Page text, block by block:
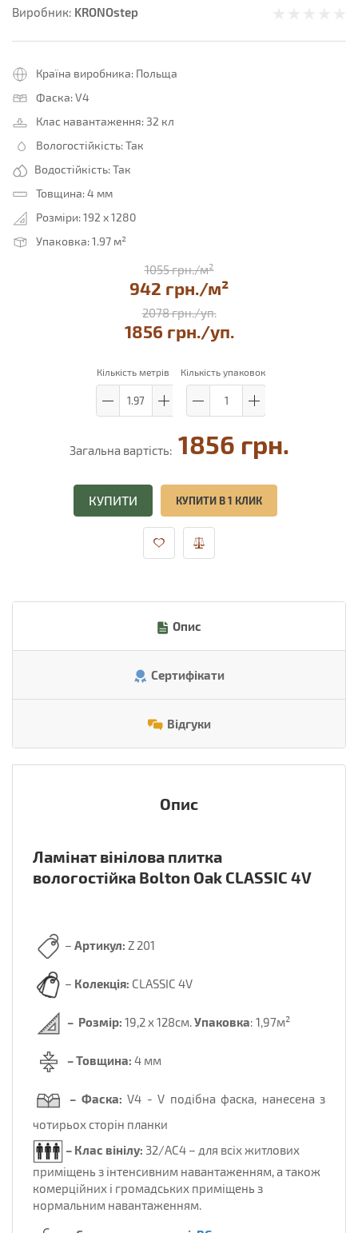
Виробник: KRONOstep
Країна виробника: Польща
Фаска:V4
Клас навантаження: 32 кл
Вологостійкість:Так
Водостійкість:Так
Товщина:4 мм
Розміри:192 x 1280
Упаковка:1.97 м²
1055 грн./м²
942 грн./м²
2078 грн./уп.
1856 грн./уп.
Кількість метрів Кількість упаковок
Загальна вартість: 1856 грн.
КУПИТИ КУПИТИ В 1 КЛИК
Опис
Сертифікати
Відгуки
Опис
Ламінат вінілова плитка
вологостійка Bolton Oak CLASSIC 4V
– Артикул: Z 201
– Колекція: CLASSIC 4V
– Розмір: 19,2 х 128см.Упаковка: 1,97м²
– Товщина: 4 мм
– Фаска: V4 - V подібна фаска, нанесена з
чотирьох сторін планки
– Клас вінілу: 32/AC4 – для всіх житлових
приміщень з інтенсивним навантаженням, а також
комерційних і громадських приміщень з
нормальним навантаженням.